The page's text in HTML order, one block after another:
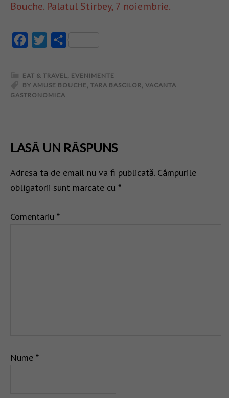
Bouche. Palatul Stirbey, 7 noiembrie.
FacebookTwitter
EAT & TRAVEL
EVENIMENTE
BY AMUSE BOUCHE TARA BASCILOR VACANTA
GASTRONOMICA
LASĂ UN RĂSPUNS
Adresa ta de email nu va fi publicată. Câmpurile
obligatorii sunt marcate cu *
Comentariu *
Nume *